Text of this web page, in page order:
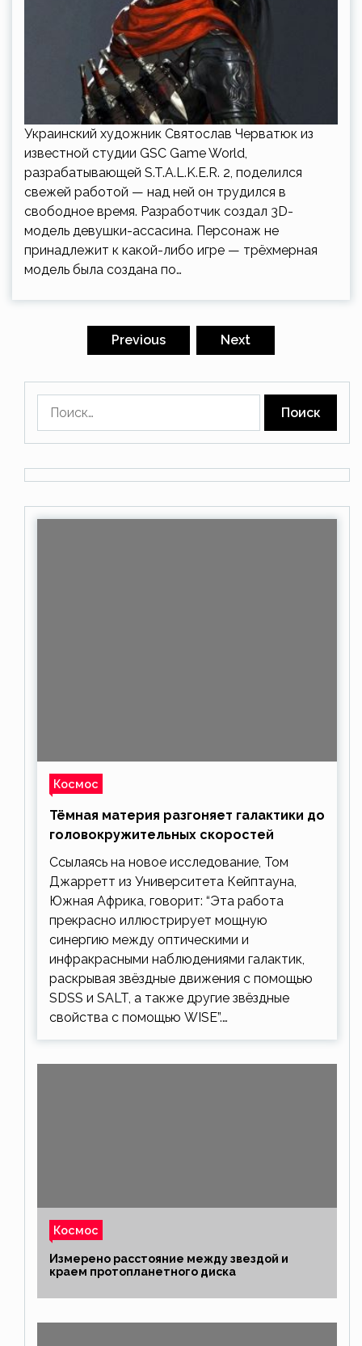
Украинский художник Святослав Черватюк из
известной студии GSC Game World,
разрабатывающей S.T.A.L.K.E.R. 2, поделился
свежей работой — над ней он трудился в
свободное время. Разработчик создал 3D-
модель девушки-ассасина. Персонаж не
принадлежит к какой-либо игре — трёхмерная
модель была создана по…
Previous Next
Космос
Тёмная материя разгоняет галактики до
головокружительных скоростей
Ссылаясь на новое исследование, Том
Джарретт из Университета Кейптауна,
Южная Африка, говорит: “Эта работа
прекрасно иллюстрирует мощную
синергию между оптическими и
инфракрасными наблюдениями галактик,
раскрывая звёздные движения с помощью
SDSS и SALT, а также другие звёздные
свойства с помощью WISE”.…
Космос
Измерено расстояние между звездой и
краем протопланетного диска